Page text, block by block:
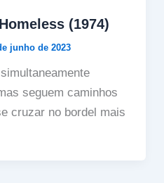
(1974)
junho de 2023
seguem caminhos
cruzar no bordel mais